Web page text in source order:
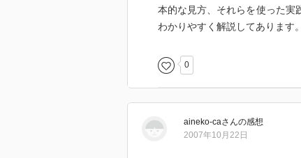
本的な見方、それらを使った実
わかりやすく解説してあります。
0
aineko-caさんの感想
2007年10月22日